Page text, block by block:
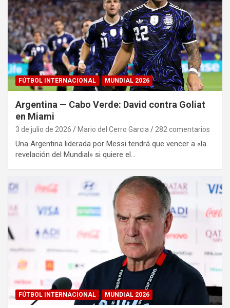
FÚTBOL INTERNACIONAL MUNDIAL 2026
Argentina — Cabo Verde: David contra Goliat
en Miami
3 de julio de 2026 Mario del Cerro Garcia 282 comentarios
Una Argentina liderada por Messi tendrá que vencer a «la
revelación del Mundial» si quiere el…
FÚTBOL INTERNACIONAL MUNDIAL 2026